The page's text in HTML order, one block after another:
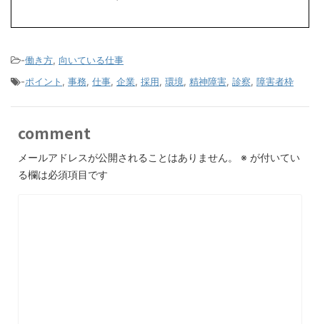
-働き方, 向いている仕事
-ポイント , 事務, 仕事, 企業, 採用, 環境, 精神障害, 診察, 障害者枠
comment
メールアドレスが公開されることはありません。 ※ が付いてい
る欄は必須項目です